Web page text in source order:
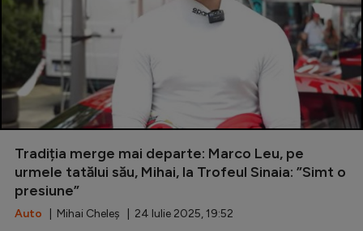
Tradiția merge mai departe: Marco Leu, pe
urmele tatălui său, Mihai, la Trofeul Sinaia: ”Simt o
presiune”
Auto | Mihai Cheleș | 24 Iulie 2025, 19:52